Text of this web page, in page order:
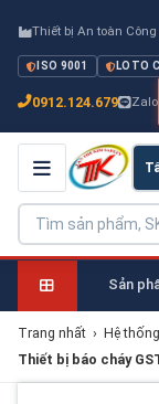
Thiết bị An toàn
ISO 9001 LOTO
0912.124.679 Zalo
Sản
Trang nhất › Hệ
Thiết bị báo cháy